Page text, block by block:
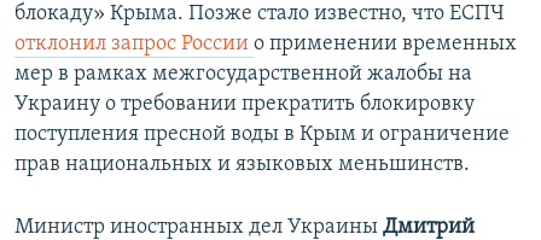
блокаду» Крыма. Позже стало известно, что ЕСПЧ
отклонил запрос России о применении временных
мер в рамках межгосударственной жалобы на
Украину о требовании прекратить блокировку
поступления пресной воды в Крым и ограничение
прав национальных и языковых меньшинств.
Министр иностранных дел Украины Дмитрий